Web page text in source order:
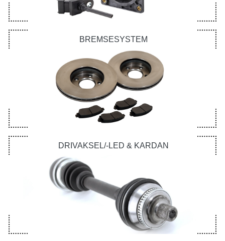
BREMSESYSTEM
DRIVAKSEL/-LED & KARDAN